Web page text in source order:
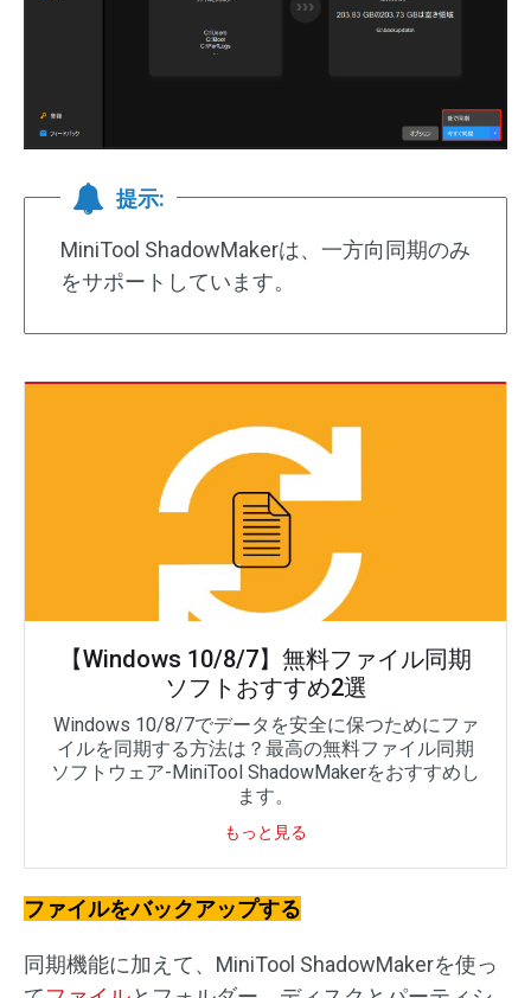
提示:
MiniTool ShadowMakerは、一方向同期のみ
をサポートしています。
【Windows 10/8/7】無料ファイル同期
ソフトおすすめ2選
Windows 10/8/7でデータを安全に保つためにファ
イルを同期する方法は？最高の無料ファイル同期
ソフトウェア-MiniTool ShadowMakerをおすすめし
ます。
もっと見る
ファイルをバックアップする
同期機能に加えて、MiniTool ShadowMakerを使っ